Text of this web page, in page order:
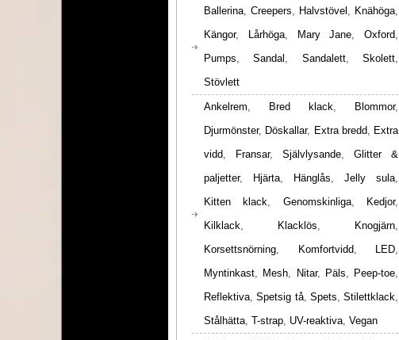
Ballerina, Creepers, Halvstövel , Knähöga,
Kängor, Lårhöga, Mary Jane, Oxford,
Pumps,Sandal , Sandalett,Skolett,
Stövlett
Ankelrem, Bred klack, Blommor,
Djurmönster, Döskallar, Extra bredd, Extra
vidd, Fransar, Självlysande, Glitter &
paljetter, Hjärta, Hänglås, Jelly sula,
Kitten klack, Genomskinliga, Kedjor,
Kilklack, Klacklös, Knogjärn,
Korsettsnörning, Komfortvidd, LED,
Myntinkast, Mesh, Nitar, Päls, Peep-toe,
Reflektiva,Spetsig tå, Spets, Stilettklack,
Stålhätta, T-strap, UV-reaktiva, Vegan